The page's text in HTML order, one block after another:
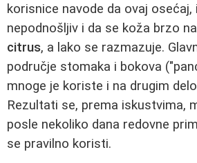
korisnice navode da ovaj osećaj,
nepodnošljiv i da se koža brzo
citrus, a lako se razmazuje.
područje stomaka i bokova
mnoge je koriste i na drugim
Rezultati se, prema iskustvima,
posle nekoliko dana redovne
se pravilno koristi.